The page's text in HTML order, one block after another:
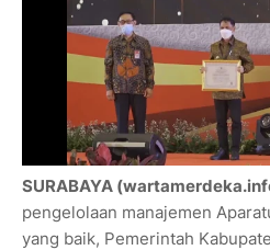
SURABAYA
pengelolaan manajemen
yang baik, Pemerintah